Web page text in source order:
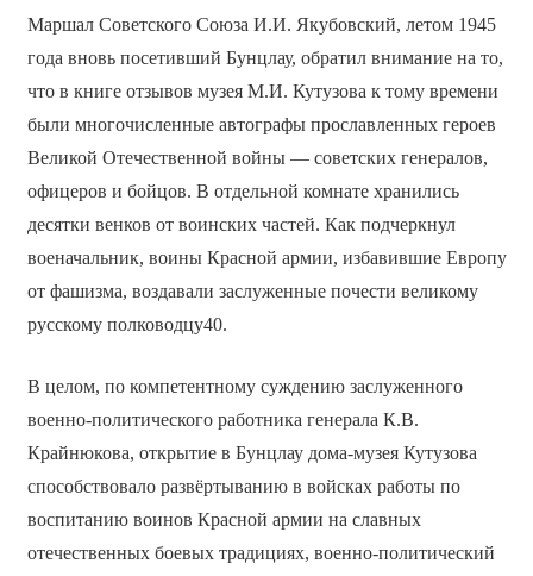
Маршал Советского Союза И.И. Якубовский, летом 1945
года вновь посетивший Бунцлау, обратил внимание на то,
что в книге отзывов музея М.И. Кутузова к тому времени
были многочисленные автографы прославленных героев
Великой Отечественной войны — советских генералов,
офицеров и бойцов. В отдельной комнате хранились
десятки венков от воинских частей. Как подчеркнул
военачальник, воины Красной армии, избавившие Европу
от фашизма, воздавали заслуженные почести великому
русскому полководцу40.
В целом, по компетентному суждению заслуженного
военно-политического работника генерала К.В.
Крайнюкова, открытие в Бунцлау дома-музея Кутузова
способствовало развёртыванию в войсках работы по
воспитанию воинов Красной армии на славных
отечественных боевых традициях, военно-политический